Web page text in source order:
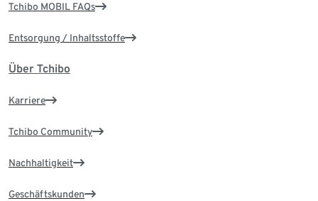
Tchibo MOBIL FAQs
Entsorgung / Inhaltsstoffe
Über Tchibo
Karriere
Tchibo Community
Nachhaltigkeit
Geschäftskunden